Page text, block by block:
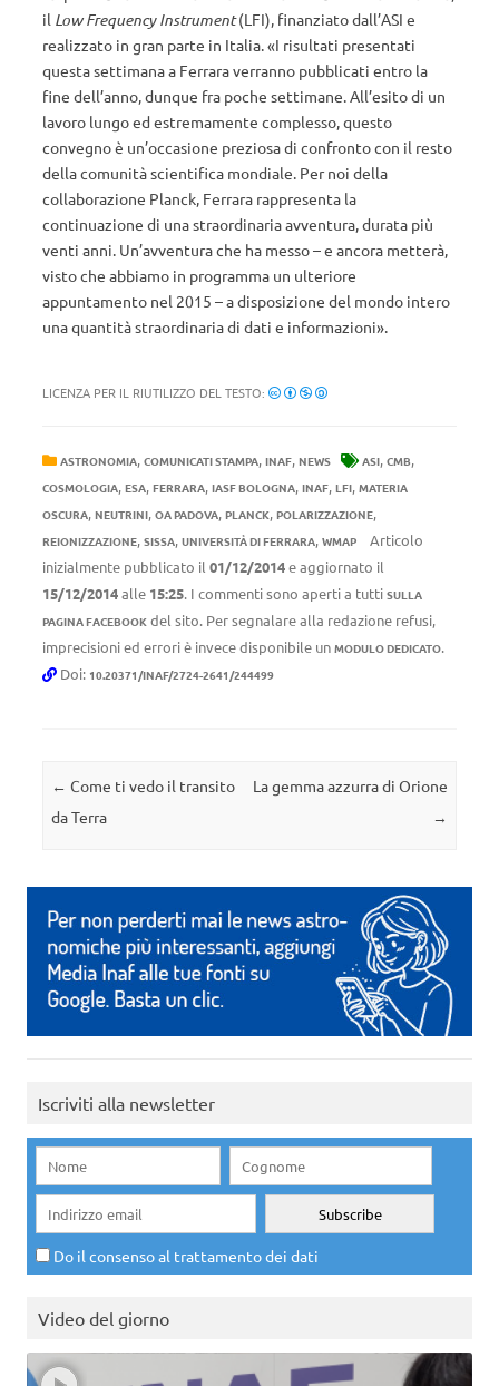
il Low Frequency Instrument(LFI), finanziato dall’ASI e
realizzato in gran parte in Italia. «I risultati presentati
questa settimana a Ferrara verranno pubblicati entro la
fine dell’anno, dunque fra poche settimane. All’esito di un
lavoro lungo ed estremamente complesso, questo
convegno è un’occasione preziosa di confronto con il resto
della comunità scientifica mondiale. Per noi della
collaborazione Planck, Ferrara rappresenta la
continuazione di una straordinaria avventura, durata più
venti anni. Un’avventura che ha messo – e ancora metterà,
visto che abbiamo in programma un ulteriore
appuntamento nel 2015 – a disposizione del mondo intero
una quantità straordinaria di dati e informazioni».
LICENZA PER IL RIUTILIZZO DEL TESTO:
ASTRONOMIA, COMUNICATI STAMPA, INAF, NEWS ASI, CMB,
COSMOLOGIA, ESA, FERRARA, IASF BOLOGNA, INAF, LFI, MATERIA
OSCURA, NEUTRINI, OA PADOVA, PLANCK, POLARIZZAZIONE,
REIONIZZAZIONE, SISSA, UNIVERSITÀ DI FERRARA, WMAP
Articolo
inizialmente pubblicato il 01/12/2014e aggiornato il
15/12/2014alle 15:25. I commenti sono aperti a tutti SULLA
PAGINA FACEBOOK del sito. Per segnalare alla redazione refusi,
imprecisioni ed errori è invece disponibile un MODULO DEDICATO.
Doi: 10.20371/INAF/2724-2641/244499
Navigazione articolo
← Come ti vedo il transito
da Terra
La gemma azzurra di Orione
→
Iscriviti alla newsletter
Do il consenso al trattamento dei dati
Video del giorno